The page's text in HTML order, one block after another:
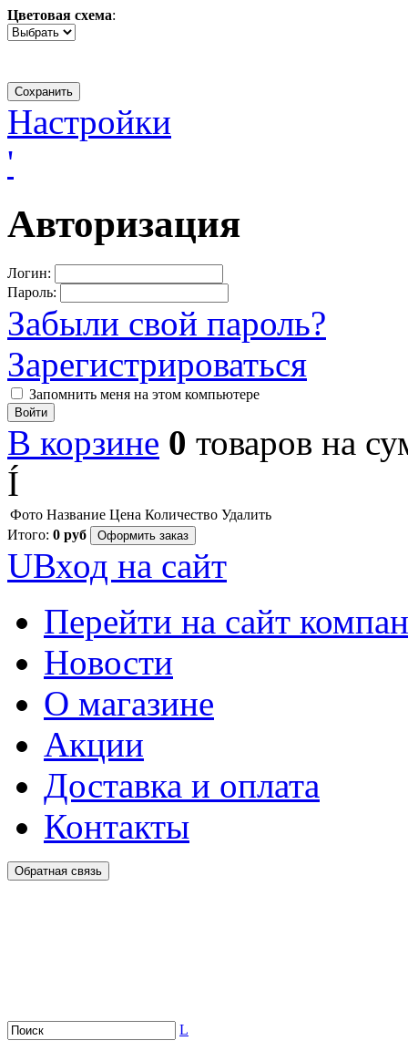
Цветовая схема:
Настройки
'
Авторизация
Логин:
Пароль:
Забыли свой пароль?
Зарегистрироваться
Запомнить меня на этом компьютере
Войти
В корзине 0 товаров на
Í
Фото Название Цена Количество Удалить
Итого: 0 руб Оформить заказ
UВход на сайт
Перейти на сайт
Новости
О магазине
Акции
Доставка и оплата
Контакты
Обратная связь
L